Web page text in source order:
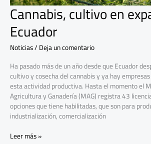
Cannabis, cultivo en
Ecuador
Noticias/Deja un comentario
Ha pasado más de un año desde que Ecuador
cultivo y cosecha del cannabis y ya hay
esta actividad productiva. Hasta el momento el
Agricultura y Ganadería (MAG) registra 43
opciones que tiene habilitadas, que son para
industrialización, comercialización
Leer más »